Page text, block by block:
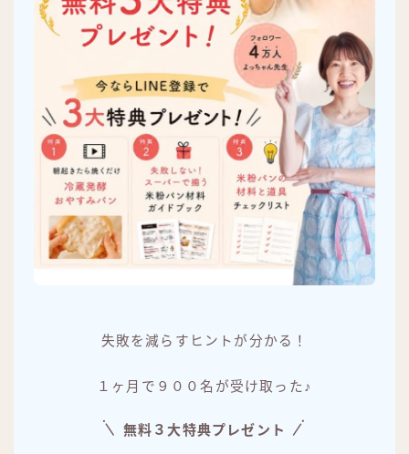
失敗を減らすヒントが分かる！
１ヶ月で９００名が受け取った♪
無料３大特典プレゼント